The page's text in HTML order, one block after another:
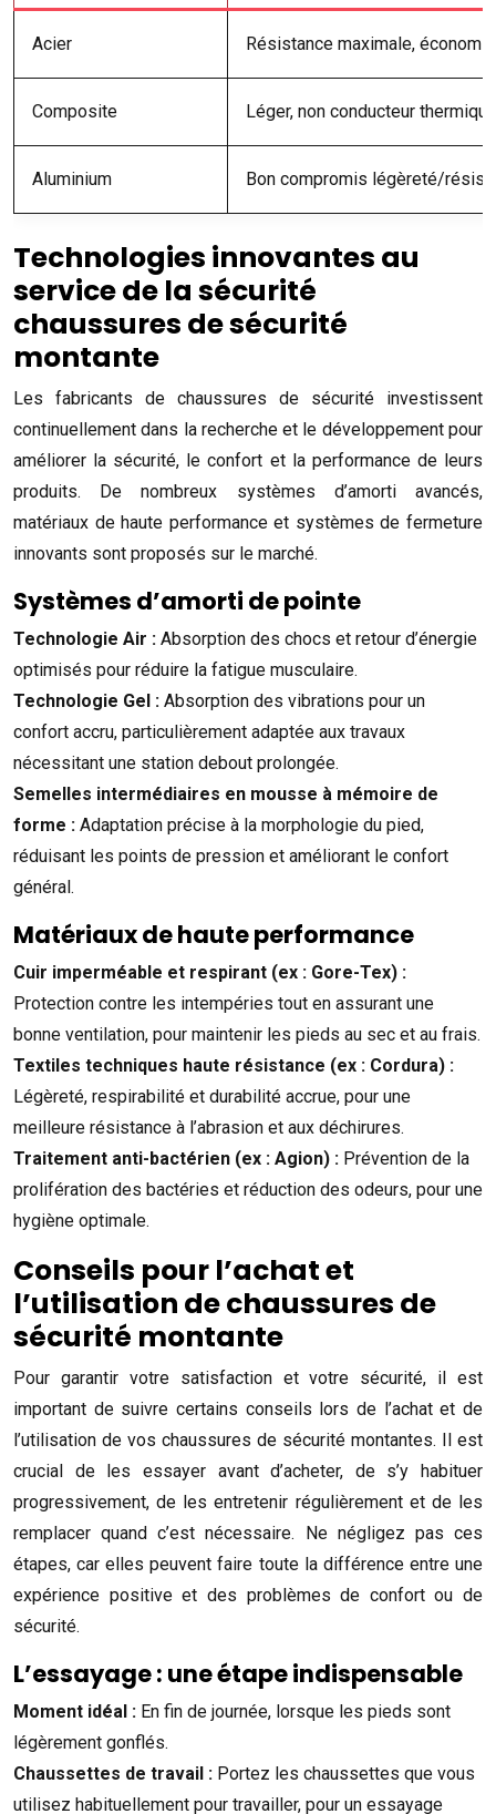
Acier Résistance maximale,
Composite Léger, non conducteur
Aluminium Bon compromis légèreté/
Technologies innovantes au
service de la sécurité
chaussures de sécurité
montante
Les fabricants de chaussures de sécurité investissent
continuellement dans la recherche et le développement pour
améliorer la sécurité, le confort et la performance de leurs
produits. De nombreux systèmes d’amorti avancés,
matériaux de haute performance et systèmes de fermeture
innovants sont proposés sur le marché.
Systèmes d’amorti de pointe
Technologie Air : Absorption des chocs et retour d’énergie
optimisés pour réduire la fatigue musculaire.
Technologie Gel : Absorption des vibrations pour un
confort accru, particulièrement adaptée aux travaux
nécessitant une station debout prolongée.
Semelles intermédiaires en mousse à mémoire de
forme : Adaptation précise à la morphologie du pied,
réduisant les points de pression et améliorant le confort
général.
Matériaux de haute performance
Cuir imperméable et respirant (ex : Gore-Tex) :
Protection contre les intempéries tout en assurant une
bonne ventilation, pour maintenir les pieds au sec et au frais.
Textiles techniques haute résistance (ex : Cordura) :
Légèreté, respirabilité et durabilité accrue, pour une
meilleure résistance à l’abrasion et aux déchirures.
Traitement anti-bactérien (ex : Agion) : Prévention de la
prolifération des bactéries et réduction des odeurs, pour une
hygiène optimale.
Conseils pour l’achat et
l’utilisation de chaussures de
sécurité montante
Pour garantir votre satisfaction et votre sécurité, il est
important de suivre certains conseils lors de l’achat et de
l’utilisation de vos chaussures de sécurité montantes. Il est
crucial de les essayer avant d’acheter, de s’y habituer
progressivement, de les entretenir régulièrement et de les
remplacer quand c’est nécessaire. Ne négligez pas ces
étapes, car elles peuvent faire toute la différence entre une
expérience positive et des problèmes de confort ou de
sécurité.
L’essayage : une étape indispensable
Moment idéal : En fin de journée, lorsque les pieds sont
légèrement gonflés.
Chaussettes de travail : Portez les chaussettes que vous
utilisez habituellement pour travailler, pour un essayage